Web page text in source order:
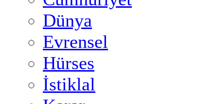
Dünya
Evrensel
Hürses
İstiklal